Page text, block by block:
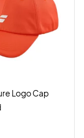
Logo Cap